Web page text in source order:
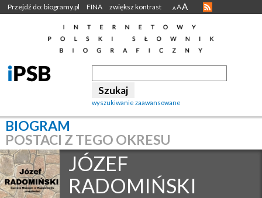
Przejdź do: biogramy.pl FINA zwiększ kontrast A AA
wyszukiwanie zaawansowane
BIOGRAM
POSTACI Z TEGO OKRESU
JÓZEF
RADOMIŃSKI